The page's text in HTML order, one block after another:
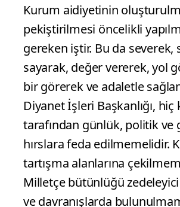
Kurum aidiyetinin
pekiştirilmesi öncelikli
gereken iştir. Bu da severek,
sayarak, değer vererek, yol
bir görerek ve adaletle
Diyanet İşleri Başkanlığı, hiç
tarafından günlük, politik ve
hırslara feda edilmemelidir.
tartışma alanlarına
Milletçe bütünlüğü zedeleyici
ve davranışlarda